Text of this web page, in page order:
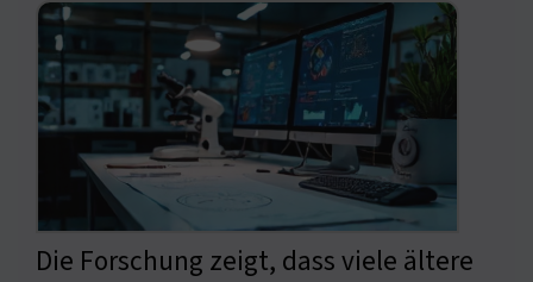
Die Forschung zeigt, dass viele ältere